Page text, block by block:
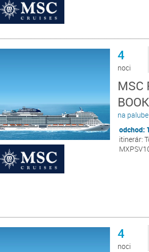
4
noci
MSC
na
odchod:
itinerár:
4
noci